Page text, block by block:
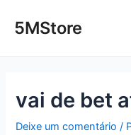
para5MStore
vai de bet
Deixe um comentário /
navigation